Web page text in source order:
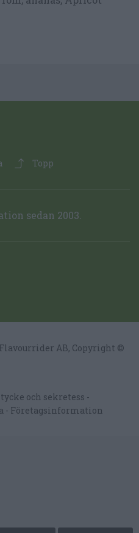
Topp
sedan 2003.
Flavourrider AB, Copyright ©
och sekretess
Företagsinformation